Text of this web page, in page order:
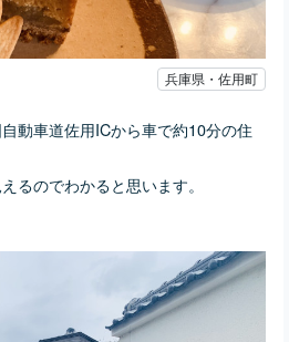
兵庫県・佐用町
動車道佐用ICから車で約10分の住
るのでわかると思います。